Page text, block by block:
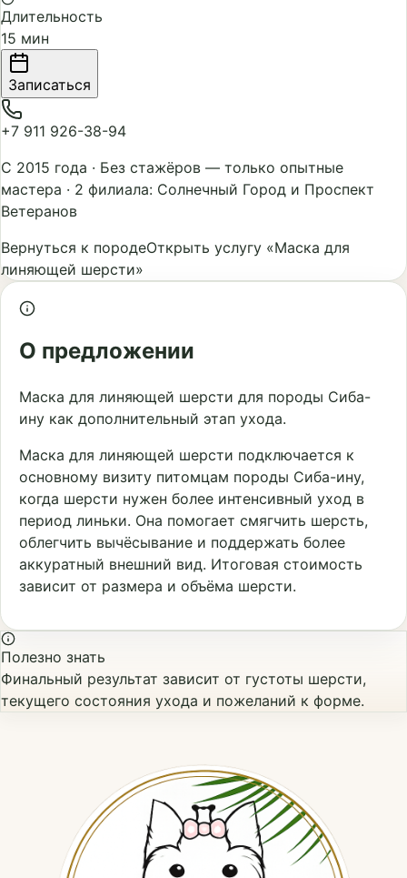
Длительность
15 мин
Записаться
+7 911 926-38-94
С 2015 года · Без стажёров — только опытные
мастера · 2 филиала: Солнечный Город и Проспект
Ветеранов
Вернуться к породеОткрыть услугу «Маска для
линяющей шерсти»
О предложении
Маска для линяющей шерсти для породы Сиба-
ину как дополнительный этап ухода.
Маска для линяющей шерсти подключается к
основному визиту питомцам породы Сиба-ину,
когда шерсти нужен более интенсивный уход в
период линьки. Она помогает смягчить шерсть,
облегчить вычёсывание и поддержать более
аккуратный внешний вид. Итоговая стоимость
зависит от размера и объёма шерсти.
Полезно знать
Финальный результат зависит от густоты шерсти,
текущего состояния ухода и пожеланий к форме.